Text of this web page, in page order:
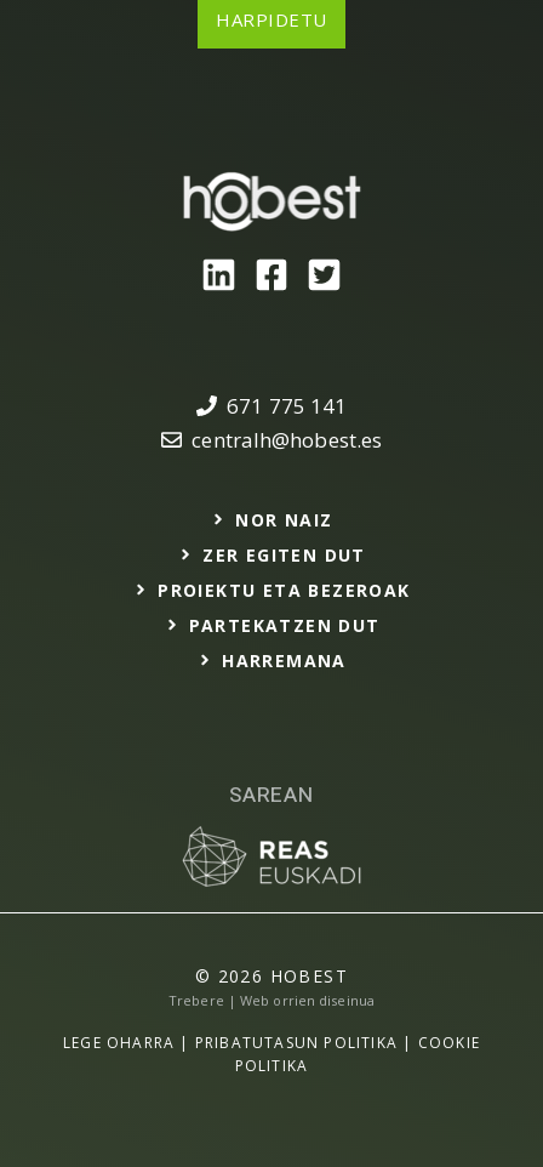
SAREAN
671 775 141
centralh@hobest.es
NOR NAIZ
ZER EGITEN DUT
PROIEKTU ETA BEZEROAK
PARTEKATZEN DUT
HARREMANA
© 2026 HOBEST
Trebere | Web orrien diseinua
LEGE OHARRA | PRIBATUTASUN POLITIKA | COOKIE
POLITIKA